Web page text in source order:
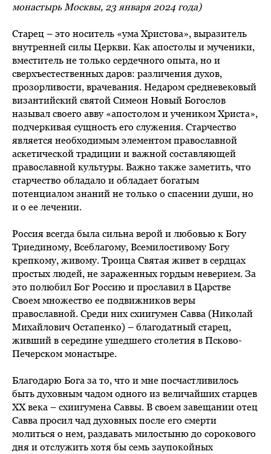
монастырь Москвы, 23 января 2024 года)
Старец – это носитель «ума Христова», выразитель
внутренней силы Церкви. Как апостолы и мученики,
вместитель не только сердечного опыта, но и
сверхъестественных даров: различения духов,
прозорливости, врачевания. Недаром средневековый
византийский святой Симеон Новый Богослов
называл своего авву «апостолом и учеником Христа»,
подчеркивая сущность его служения. Старчество
является необходимым элементом православной
аскетической традиции и важной составляющей
православной культуры. Важно также заметить, что
старчество обладало и обладает богатым
потенциалом знаний не только о спасении души, но
и о ее лечении.
Россия всегда была сильна верой и любовью к Богу
Триединому, Всеблагому, Всемилостивому Богу
крепкому, живому. Троица Святая живет в сердцах
простых людей, не зараженных гордым неверием. За
это полюбил Бог Россию и прославил в Царстве
Своем множество ее подвижников веры
православной. Среди них схиигумен Савва (Николай
Михайлович Остапенко) – благодатный старец,
живший в середине ушедшего столетия в Псково-
Печерском монастыре.
Благодарю Бога за то, что и мне посчастливилось
быть духовным чадом одного из величайших старцев
ХХ века – схиигумена Саввы. В своем завещании отец
Савва просил чад духовных после его смерти
молиться о нем, раздавать милостыню до сорокового
дня и отслужить хотя бы семь заупокойных